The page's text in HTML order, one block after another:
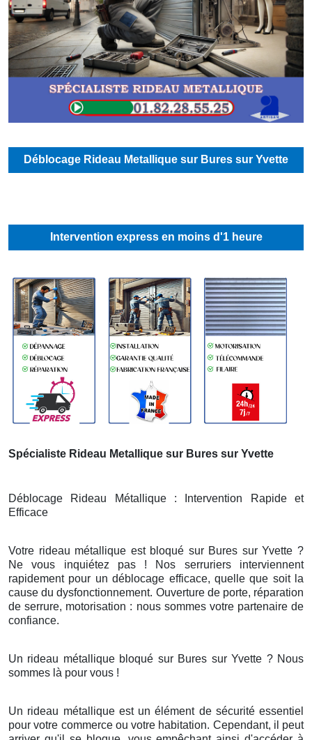
Déblocage Rideau Metallique sur Bures sur Yvette
Intervention express en moins d'1 heure
Spécialiste Rideau Metallique sur Bures sur Yvette
Déblocage Rideau Métallique : Intervention Rapide et
Efficace
Votre rideau métallique est bloqué sur Bures sur Yvette ?
Ne vous inquiétez pas ! Nos serruriers interviennent
rapidement pour un déblocage efficace, quelle que soit la
cause du dysfonctionnement. Ouverture de porte, réparation
de serrure, motorisation : nous sommes votre partenaire de
confiance.
Un rideau métallique bloqué sur Bures sur Yvette ? Nous
sommes là pour vous !
Un rideau métallique est un élément de sécurité essentiel
pour votre commerce ou votre habitation. Cependant, il peut